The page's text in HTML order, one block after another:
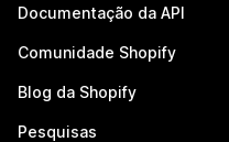
Documentação da API
Comunidade Shopify
Blog da Shopify
Pesquisas